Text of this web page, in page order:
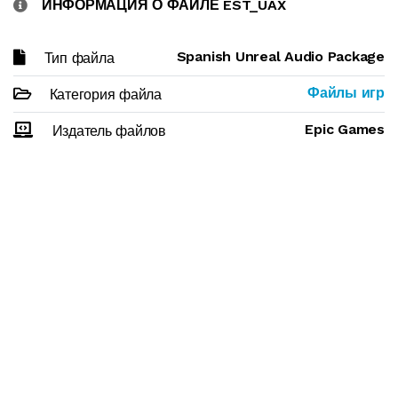
ИНФОРМАЦИЯ О ФАЙЛЕ EST_UAX
Тип файла Spanish Unreal Audio Package
Категория файла Файлы игр
Издатель файлов Epic Games